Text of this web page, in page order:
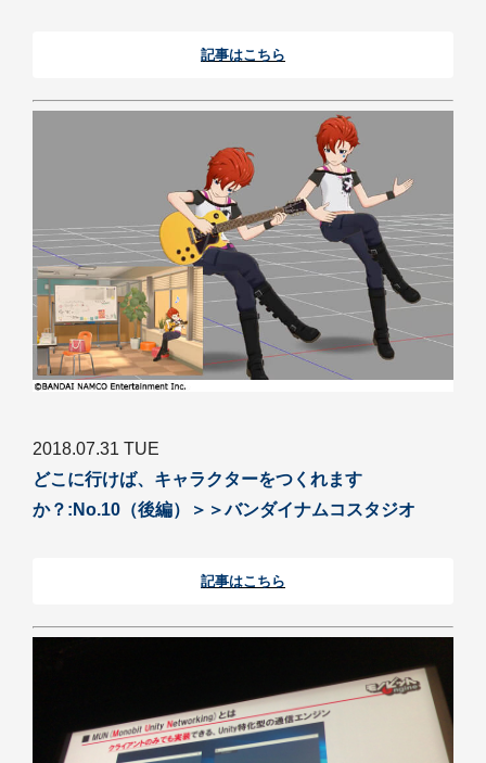
記事はこちら
2018.07.31 TUE
どこに行けば、キャラクターをつくれます
か？:No.10（後編）＞＞バンダイナムコスタジオ
記事はこちら